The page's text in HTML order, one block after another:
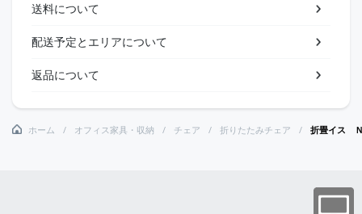
送料について
配送予定とエリアについて
返品について
ホーム オフィス家具・収納 チェア 折りたたみチェア 折畳イス